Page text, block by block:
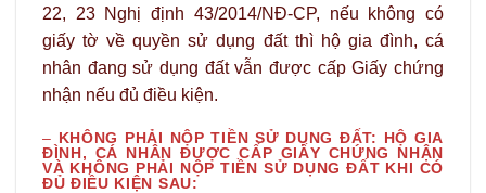
22, 23 Nghị định 43/2014/NĐ-CP, nếu không có
giấy tờ về quyền sử dụng đất thì hộ gia đình, cá
nhân đang sử dụng đất vẫn được cấp Giấy chứng
nhận nếu đủ điều kiện.
– KHÔNG PHẢI NỘP TIỀN SỬ DỤNG ĐẤT: HỘ GIA
ĐÌNH, CÁ NHÂN ĐƯỢC CẤP GIẤY CHỨNG NHẬN
VÀ KHÔNG PHẢI NỘP TIỀN SỬ DỤNG ĐẤT KHI CÓ
ĐỦ ĐIỀU KIỆN SAU: